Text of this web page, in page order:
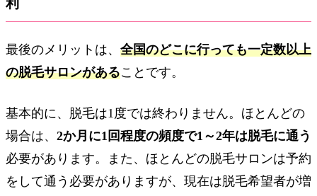
利
最後のメリットは、 全国のどこに行っても一定数以上
の脱毛サロンがあることです。
基本的に、脱毛は1度では終わりません。ほとんどの
場合は、 2か月に1回程度の頻度で1～2年は脱毛に通う
必要があります。また、ほとんどの脱毛サロンは予約
をして通う必要がありますが、現在は脱毛希望者が増